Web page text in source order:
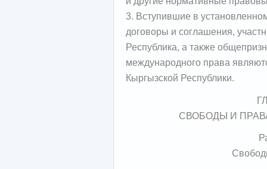
3. Вступившие в
договоры и соглашения,
Республика, а также
международного права
Кыргызской Республики.
СВОБОДЫ И